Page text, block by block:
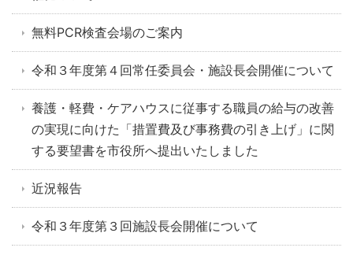
無料PCR検査会場のご案内
令和３年度第４回常任委員会・施設長会開催について
養護・軽費・ケアハウスに従事する職員の給与の改善
の実現に向けた「措置費及び事務費の引き上げ」に関
する要望書を市役所へ提出いたしました
近況報告
令和３年度第３回施設長会開催について